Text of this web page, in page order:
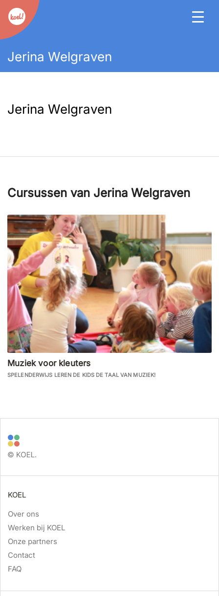
Jerina Welgraven
Jerina Welgraven
Cursussen van Jerina Welgraven
Muziek voor kleuters
SPELENDERWIJS LEREN DE KIDS DE TAAL VAN MUZIEK!
KOEL
Over ons
Werken bij KOEL
Onze partners
Contact
FAQ